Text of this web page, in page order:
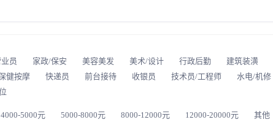
员 家政/保安 美容美发 美术/设计 行政后勤 建筑装潢
健按摩 快递员 前台接待 收银员 技术员/工程师 水电/机修
4000-5000元 5000-8000元 8000-12000元 12000-20000元 其他